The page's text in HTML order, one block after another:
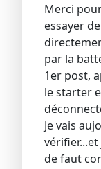
Merci
essayer
par la
1er post,
le starter
Je vais
de faut